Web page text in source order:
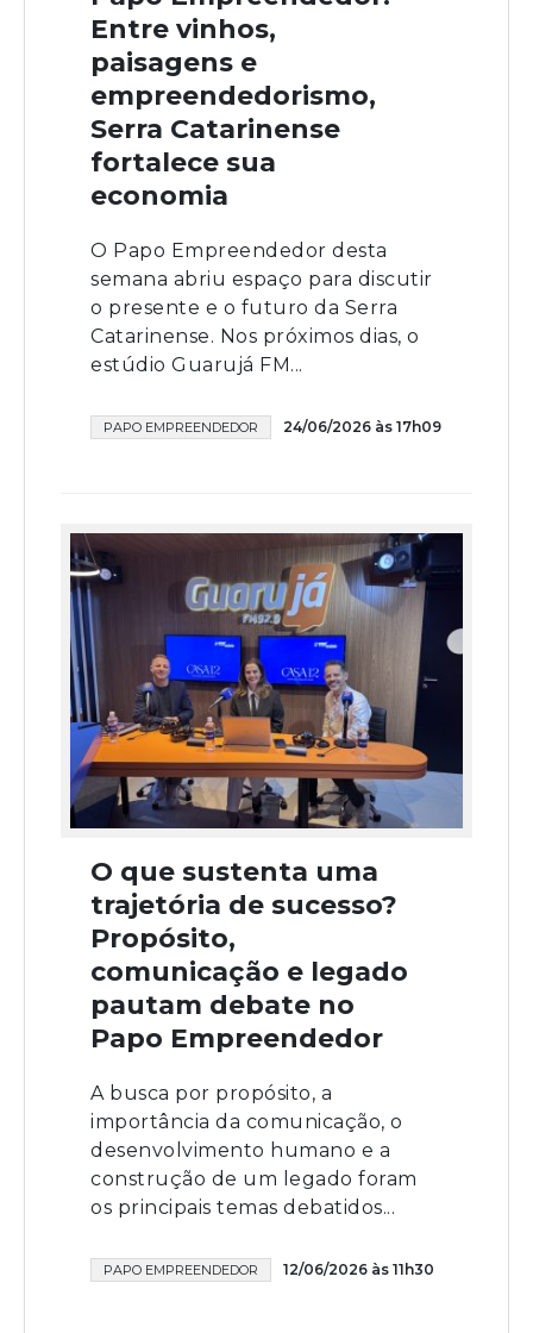
Entre vinhos,
paisagens e
empreendedorismo,
Serra Catarinense
fortalece sua
economia
O Papo Empreendedor desta
semana abriu espaço para discutir
o presente e o futuro da Serra
Catarinense. Nos próximos dias, o
estúdio Guarujá FM...
PAPO EMPREENDEDOR 24/06/2026 às 17h09
O que sustenta uma
trajetória de sucesso?
Propósito,
comunicação e legado
pautam debate no
Papo Empreendedor
A busca por propósito, a
importância da comunicação, o
desenvolvimento humano e a
construção de um legado foram
os principais temas debatidos...
PAPO EMPREENDEDOR 12/06/2026 às 11h30